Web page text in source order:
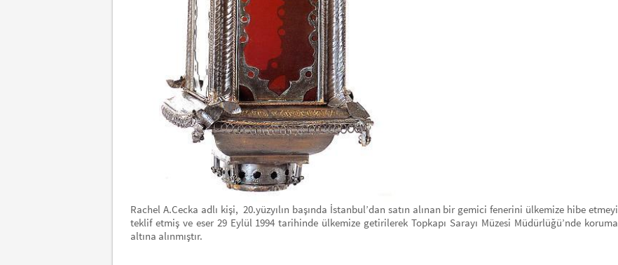
Rachel A.Cecka adlı kişi, 20.yüzyılın başında İstanbul’dan satın alınan bir gemici fenerini ülkemize hibe etmeyi
teklif etmiş ve eser 29 Eylül 1994 tarihinde ülkemize getirilerek Topkapı Sarayı Müzesi Müdürlüğü’nde koruma
altına alınmıştır.